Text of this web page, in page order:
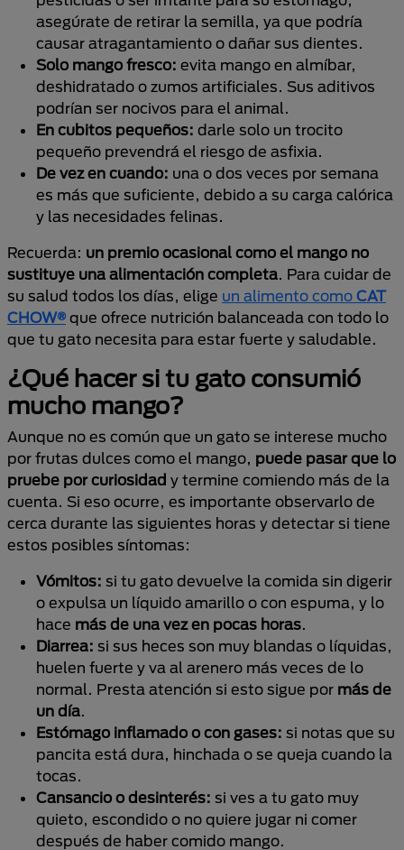
asegúrate de retirar la semilla, ya que podría
causar atragantamiento o dañar sus dientes.
Solo mango fresco: evita mango en almíbar,
deshidratado o zumos artificiales. Sus aditivos
podrían ser nocivos para el animal.
En cubitos pequeños: darle solo un trocito
pequeño prevendrá el riesgo de asfixia.
De vez en cuando: una o dos veces por semana
es más que suficiente, debido a su carga calórica
y las necesidades felinas.
Recuerda: un premio ocasional como el mango no
sustituye una alimentación completa . Para cuidar de
su salud todos los días, elige un alimento como CAT
CHOW® que ofrece nutrición balanceada con todo lo
que tu gato necesita para estar fuerte y saludable.
¿Qué hacer si tu gato consumió
mucho mango?
Aunque no es común que un gato se interese mucho
por frutas dulces como el mango, puede pasar que lo
pruebe por curiosidad y termine comiendo más de la
cuenta. Si eso ocurre, es importante observarlo de
cerca durante las siguientes horas y detectar si tiene
estos posibles síntomas:
Vómitos: si tu gato devuelve la comida sin digerir
o expulsa un líquido amarillo o con espuma, y lo
hace más de una vez en pocas horas
Diarrea: si sus heces son muy blandas o líquidas,
huelen fuerte y va al arenero más veces de lo
normal. Presta atención si esto sigue por más de
un día
Estómago inflamado o con gases: si notas que su
pancita está dura, hinchada o se queja cuando la
tocas.
Cansancio o desinterés: si ves a tu gato muy
quieto, escondido o no quiere jugar ni comer
después de haber comido mango.